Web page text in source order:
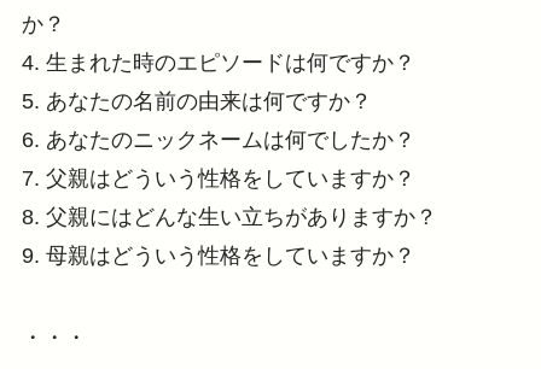
か？
4. 生まれた時のエピソードは何ですか？
5. あなたの名前の由来は何ですか？
6. あなたのニックネームは何でしたか？
7. 父親はどういう性格をしていますか？
8. 父親にはどんな生い立ちがありますか？
9. 母親はどういう性格をしていますか？
・・・